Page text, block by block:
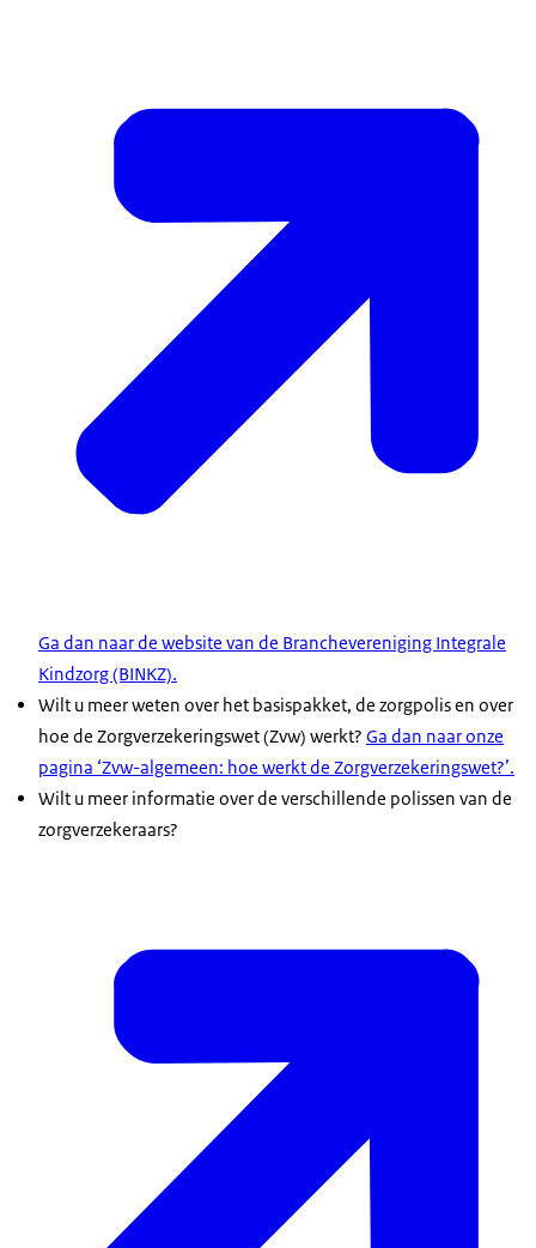
Ga dan naar de website van de Branchevereniging Integrale
Kindzorg (BINKZ).
Wilt u meer weten over het basispakket, de zorgpolis en over
hoe de Zorgverzekeringswet (Zvw) werkt? Ga dan naar onze
pagina ‘Zvw-algemeen: hoe werkt de Zorgverzekeringswet?’.
Wilt u meer informatie over de verschillende polissen van de
zorgverzekeraars?